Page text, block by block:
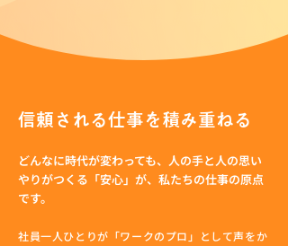
信頼される仕事を積み重ねる
どんなに時代が変わっても、人の手と人の思い
やりがつくる「安心」が、私たちの仕事の原点
です。
社員一人ひとりが「ワークのプロ」として声をか